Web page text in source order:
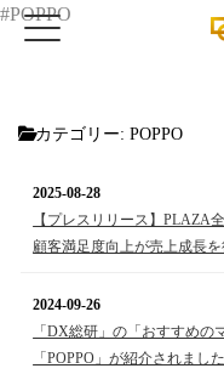
#POPPO
カテゴリー: POPPO
2025-08-28
【プレスリリース】PLAZA
顧客満足度向上が売上成長を
2024-09-26
「DX総研」の「おすすめ
「POPPO」が紹介されまし